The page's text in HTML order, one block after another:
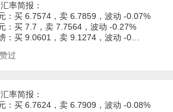
率简报：
：买 6.7574，卖 6.7859，波动 -0.07%
：买 7.7，卖 7.7564，波动 -0.27%
：买 9.0601，卖 9.1274，波动 -0…
过
率简报：
：买 6.7624，卖 6.7909，波动 -0.08%